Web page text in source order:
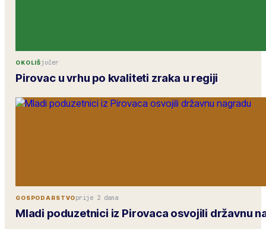
OKOLIŠjučer
Pirovac u vrhu po kvaliteti zraka u regiji
GOSPODARSTVOprije 2 dana
Mladi poduzetnici iz Pirovaca osvojili državnu